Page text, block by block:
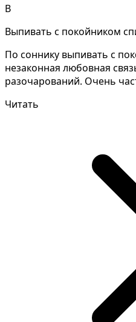
В
Выпивать с покойником
По соннику выпивать с
незаконная любовная
разочарований. Очень
Читать